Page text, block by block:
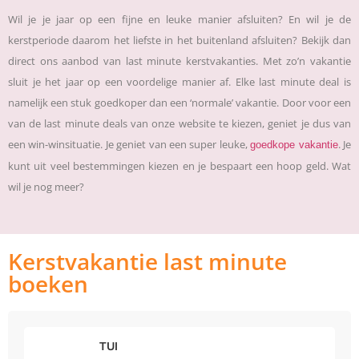
Wil je je jaar op een fijne en leuke manier afsluiten? En wil je de
kerstperiode daarom het liefste in het buitenland afsluiten? Bekijk dan
direct ons aanbod van last minute kerstvakanties. Met zo’n vakantie
sluit je het jaar op een voordelige manier af. Elke last minute deal is
namelijk een stuk goedkoper dan een ‘normale’ vakantie. Door voor een
van de last minute deals van onze website te kiezen, geniet je dus van
een win-winsituatie. Je geniet van een super leuke,goedkope vakantie. Je
kunt uit veel bestemmingen kiezen en je bespaart een hoop geld. Wat
wil je nog meer?
Kerstvakantie last minute
boeken
TUI